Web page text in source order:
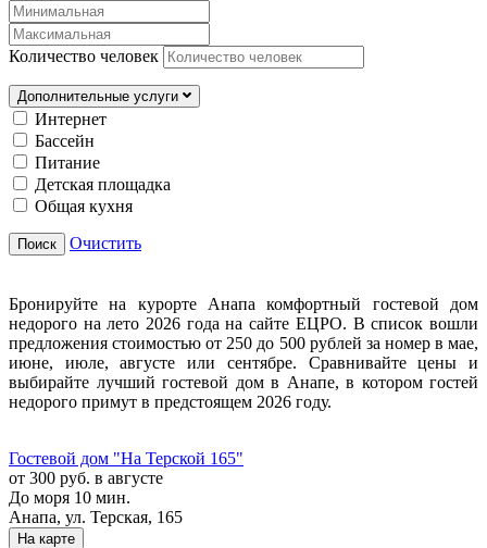
Количество человек
Дополнительные услуги
Интернет
Бассейн
Питание
Детская площадка
Общая кухня
Поиск Очистить
Бронируйте на курорте Анапа комфортный гостевой дом
недорого на лето 2026 года на сайте ЕЦРО. В список вошли
предложения стоимостью от 250 до 500 рублей за номер в мае,
июне, июле, августе или сентябре. Сравнивайте цены и
выбирайте лучший гостевой дом в Анапе, в котором гостей
недорого примут в предстоящем 2026 году.
Гостевой дом "На Терской 165"
от 300 руб. в августе
До моря 10 мин.
Анапа, ул. Терская, 165
На карте